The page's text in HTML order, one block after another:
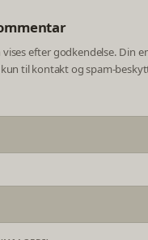
efter godkendelse. Din
til kontakt og spam-